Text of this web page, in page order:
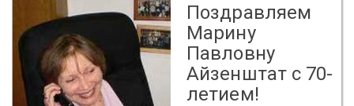
Поздравляем
Марину
Павловну
Айзенштат с 70-
летием!